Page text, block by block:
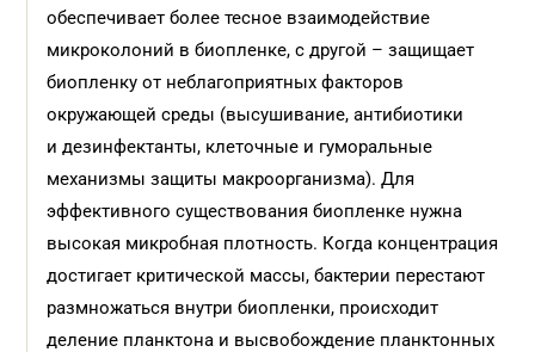
обеспечивает более тесное взаимодействие
микроколоний в биопленке, с другой – защищает
биопленку от неблагоприятных факторов
окружающей среды (высушивание, антибиотики
и дезинфектанты, клеточные и гуморальные
механизмы защиты макроорганизма). Для
эффективного существования биопленке нужна
высокая микробная плотность. Когда концентрация
достигает критической массы, бактерии перестают
размножаться внутри биопленки, происходит
деление планктона и высвобождение планктонных